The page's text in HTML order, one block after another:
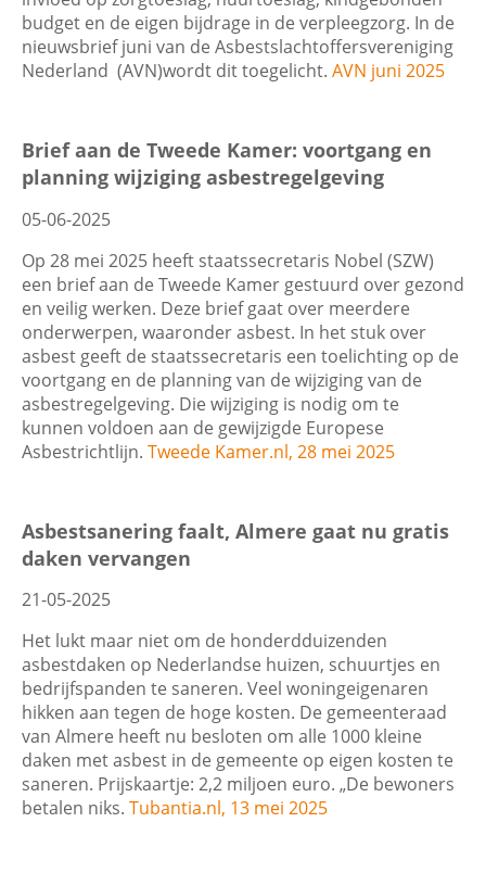
budget en de eigen bijdrage in de verpleegzorg. In de
nieuwsbrief juni van de Asbestslachtoffersvereniging
Nederland (AVN)wordt dit toegelicht. AVN juni 2025
Brief aan de Tweede Kamer: voortgang en
planning wijziging asbestregelgeving
05-06-2025
Op 28 mei 2025 heeft staatssecretaris Nobel (SZW)
een brief aan de Tweede Kamer gestuurd over gezond
en veilig werken. Deze brief gaat over meerdere
onderwerpen, waaronder asbest. In het stuk over
asbest geeft de staatssecretaris een toelichting op de
voortgang en de planning van de wijziging van de
asbestregelgeving. Die wijziging is nodig om te
kunnen voldoen aan de gewijzigde Europese
Asbestrichtlijn. Tweede Kamer.nl, 28 mei 2025
Asbestsanering faalt, Almere gaat nu gratis
daken vervangen
21-05-2025
Het lukt maar niet om de honderdduizenden
asbestdaken op Nederlandse huizen, schuurtjes en
bedrijfspanden te saneren. Veel woningeigenaren
hikken aan tegen de hoge kosten. De gemeenteraad
van Almere heeft nu besloten om alle 1000 kleine
daken met asbest in de gemeente op eigen kosten te
saneren. Prijskaartje: 2,2 miljoen euro. „De bewoners
betalen niks. Tubantia.nl, 13 mei 2025